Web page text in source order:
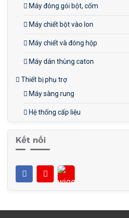
Máy đóng gói bột, cốm
Máy chiết bột vào lon
Máy chiết và đóng hộp
Máy dán thùng caton
Thiết bị phụ trợ
Máy sàng rung
Hệ thống cấp liệu
Kết nối